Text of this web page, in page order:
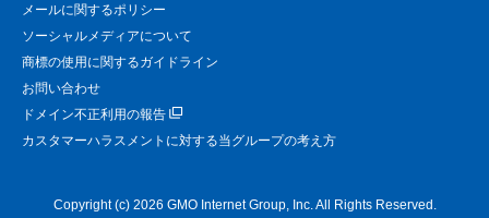
メールに関するポリシー
ソーシャルメディアについて
商標の使用に関するガイドライン
お問い合わせ
ドメイン不正利用の報告
カスタマーハラスメントに対する当グループの考え方
Copyright (c) 2026 GMO Internet Group, Inc. All Rights Reserved.